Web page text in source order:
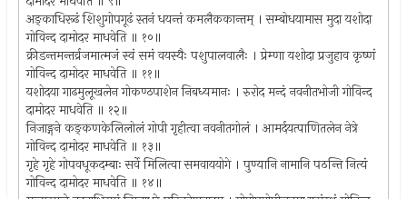
अङ्काधिरूढं शिशुगोपगूढं स्तनं धयन्तं कमलैककान्तम् । सम्बोधयामास मुदा यशोदा
गोविन्द दामोदर माधवेति ॥ १०॥
क्रीडन्तमन्तर्व्रजमात्मजं स्वं समं वयस्यैः पशुपालवालैः । प्रेम्णा यशोदा प्रजुहाव कृष्णं
गोविन्द दामोदर माधवेति ॥ ११॥
यशोदया गाढमुलूखलेन गोकण्ठपाशेन निबध्यमानः । रुरोद मन्दं नवनीतभोजी गोविन्द
दामोदर माधवेति ॥ १२॥
निजाङ्गने कङ्कणकेलिलोलं गोपी गृहीत्वा नवनीतगोलं । आमर्दयत्पाणितलेन नेत्रे
गोविन्द दामोदर माधवेति ॥ १३॥
गृहे गृहे गोपवधूकदम्बाः सर्वे मिलित्वा समवाययोगे । पुण्यानि नामानि पठन्ति नित्यं
गोविन्द दामोदर माधवेति ॥ १४॥